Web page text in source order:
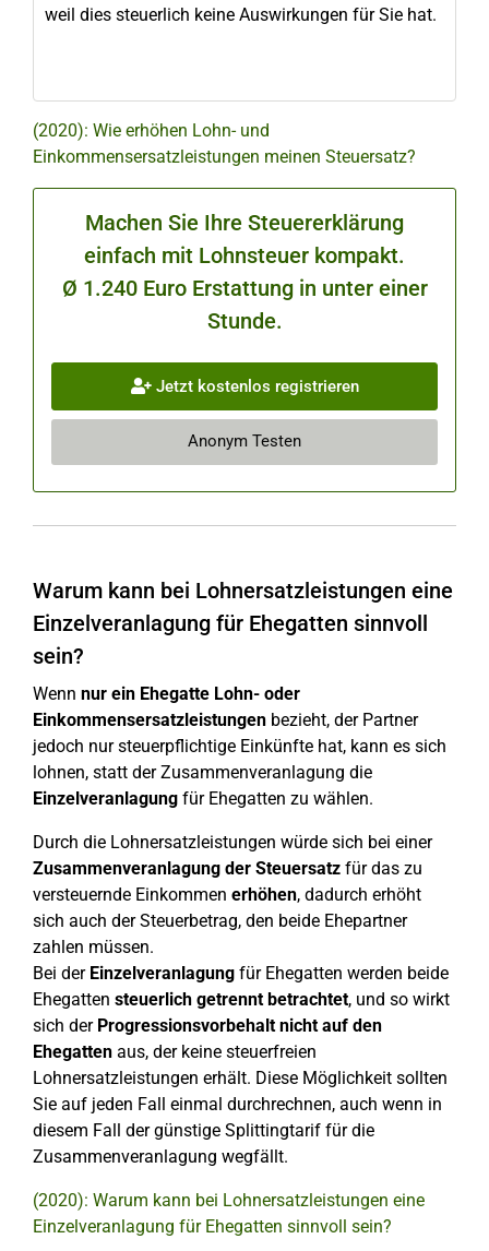
weil dies steuerlich keine Auswirkungen für Sie hat.
(2020): Wie erhöhen Lohn- und
Einkommensersatzleistungen meinen Steuersatz?
Machen Sie Ihre Steuererklärung
einfach mit Lohnsteuer kompakt.
Ø 1.240 Euro Erstattung in unter einer
Stunde.
Jetzt kostenlos registrieren
Anonym Testen
Warum kann bei Lohnersatzleistungen eine
Einzelveranlagung für Ehegatten sinnvoll
sein?
Wenn nur ein Ehegatte Lohn- oder
Einkommensersatzleistungen bezieht, der Partner
jedoch nur steuerpflichtige Einkünfte hat, kann es sich
lohnen, statt der Zusammenveranlagung die
Einzelveranlagung für Ehegatten zu wählen.
Durch die Lohnersatzleistungen würde sich bei einer
Zusammenveranlagung der Steuersatz für das zu
versteuernde Einkommen erhöhen, dadurch erhöht
sich auch der Steuerbetrag, den beide Ehepartner
zahlen müssen.
Bei der Einzelveranlagung für Ehegatten werden beide
Ehegatten steuerlich getrennt betrachtet, und so wirkt
sich der Progressionsvorbehalt nicht auf den
Ehegatten aus, der keine steuerfreien
Lohnersatzleistungen erhält. Diese Möglichkeit sollten
Sie auf jeden Fall einmal durchrechnen, auch wenn in
diesem Fall der günstige Splittingtarif für die
Zusammenveranlagung wegfällt.
(2020): Warum kann bei Lohnersatzleistungen eine
Einzelveranlagung für Ehegatten sinnvoll sein?